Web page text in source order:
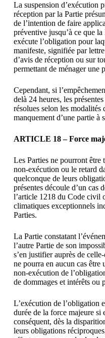
La suspension d’exécution
réception par la Partie
de l’intention de faire
préventive jusqu’à ce que
exécute l’obligation pour
manifeste, signifiée par
d’avis de réception ou sur
permettant de ménager une
Cependant, si
delà 24 heures, les
résolues selon les
manquement d’une partie à
ARTICLE 18 – Force
Les Parties ne pourront être
non-exécution ou le retard
quelconque de leurs
présentes découle d’un cas
l’article 1218 du Code civil
climatiques exceptionnels
Parties.
La Partie constatant
l’autre Partie de son
s’en justifier auprès de
ne pourra en aucun cas être
non-exécution de
de dommages et intérêts ou
L’exécution de l’obligation
durée de la force majeure si
conséquent, dès la
leurs obligations